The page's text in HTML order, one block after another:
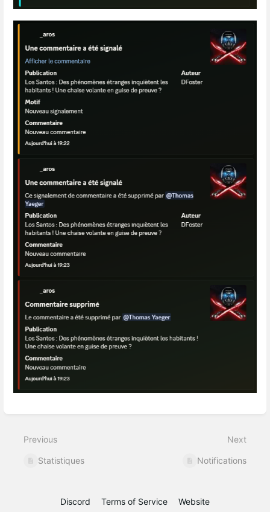
mode
Previous
Statistiques
Next
Notifications
Discord Terms of Service Website